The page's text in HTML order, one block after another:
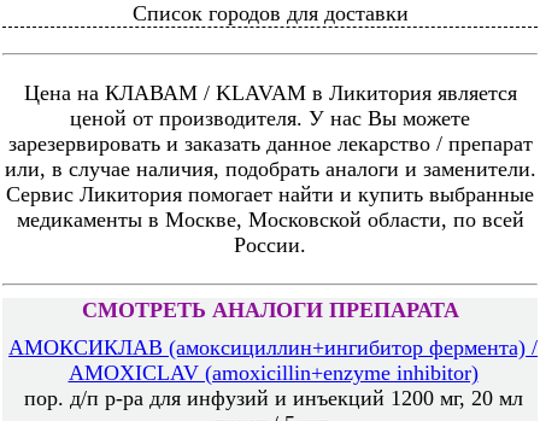
Список городов для доставки
Цена на КЛАВАМ / KLAVAM в Ликитория является
ценой от производителя. У нас Вы можете
зарезервировать и заказать данное лекарство / препарат
или, в случае наличия, подобрать аналоги и заменители.
Сервис Ликитория помогает найти и купить выбранные
медикаменты в Москве, Московской области, по всей
России.
СМОТРЕТЬ АНАЛОГИ ПРЕПАРАТА
АМОКСИКЛАВ (амоксициллин+ингибитор фермента) /
AMOXICLAV (amoxicillin+enzyme inhibitor)
пор. д/п р-ра для инфузий и инъекций 1200 мг, 20 мл